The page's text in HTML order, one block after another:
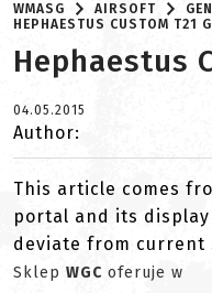
WMASG AIRSOFT
HEPHAESTUS CUSTOM T21
Hephaestus
04.05.2015
Author:
This article comes
portal and its
deviate from current
Sklep WGC oferuje w